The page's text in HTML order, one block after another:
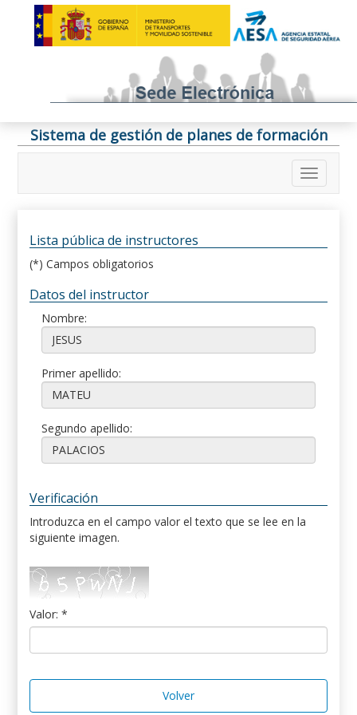
Sistema de gestión de planes de formación
Lista pública de instructores
(*) Campos obligatorios
Datos del instructor
Nombre:
Primer apellido:
Segundo apellido:
Verificación
Introduzca en el campo valor el texto que se lee en la
siguiente imagen.
Valor: *
Volver